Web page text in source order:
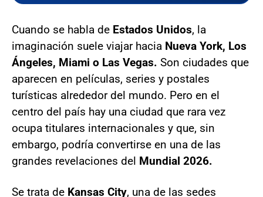
Cuando se habla de Estados Unidos, la
imaginación suele viajar hacia Nueva York, Los
Ángeles, Miami o Las Vegas. Son ciudades que
aparecen en películas, series y postales
turísticas alrededor del mundo. Pero en el
centro del país hay una ciudad que rara vez
ocupa titulares internacionales y que, sin
embargo, podría convertirse en una de las
grandes revelaciones del Mundial 2026.
Se trata de Kansas City, una de las sedes